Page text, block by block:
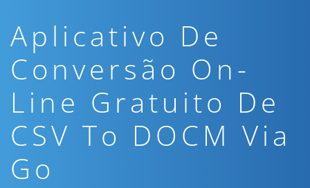
Aplicativo De
Conversão On-
Line Gratuito De
CSV To DOCM Via
Go